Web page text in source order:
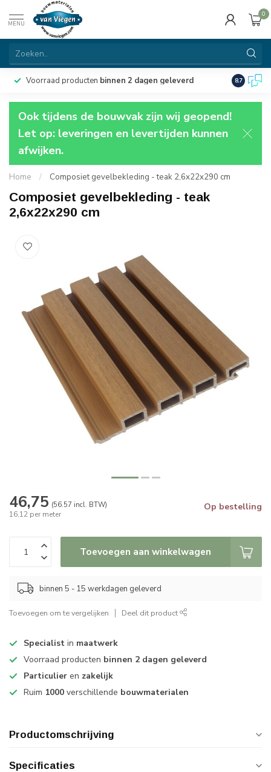
MENU
0
Voorraad producten binnen 2 dagen geleverd 8.7
Ook tijdens de bouwvak zijn wij geopend!
Let op: leveringen en levertijden kunnen
afwijken.
Home / Composiet gevelbekleding - teak 2,6x22x290 cm
Composiet gevelbekleding - teak
2,6x22x290 cm
46,75 (56.57 incl. BTW)
16,12 per meter
Op bestelling
Toevoegen aan winkelwagen
binnen 5 - 15 werkdagen geleverd
Toevoegen om te vergelijken Deel dit product
Specialist in maatwerk
Voorraad producten binnen 2 dagen geleverd
Particulier en zakelijk
Ruim 1000 verschillende bouwmaterialen
Productomschrijving
Specificaties